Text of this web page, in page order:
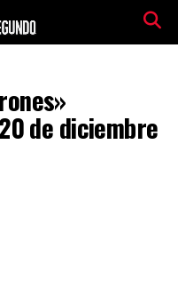
de diciembre